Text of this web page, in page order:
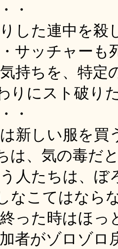
・
した連中を殺
サッチャーも
持ちを、特定
りにスト破り
・
新しい服を買
は、気の毒だ
人たちは、ぼ
なこてはなら
った時はほっ
者がゾロゾロ